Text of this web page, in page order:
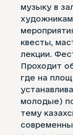
музыку в
квесты,
лекции.
Проходит
где на
молодые)
тему